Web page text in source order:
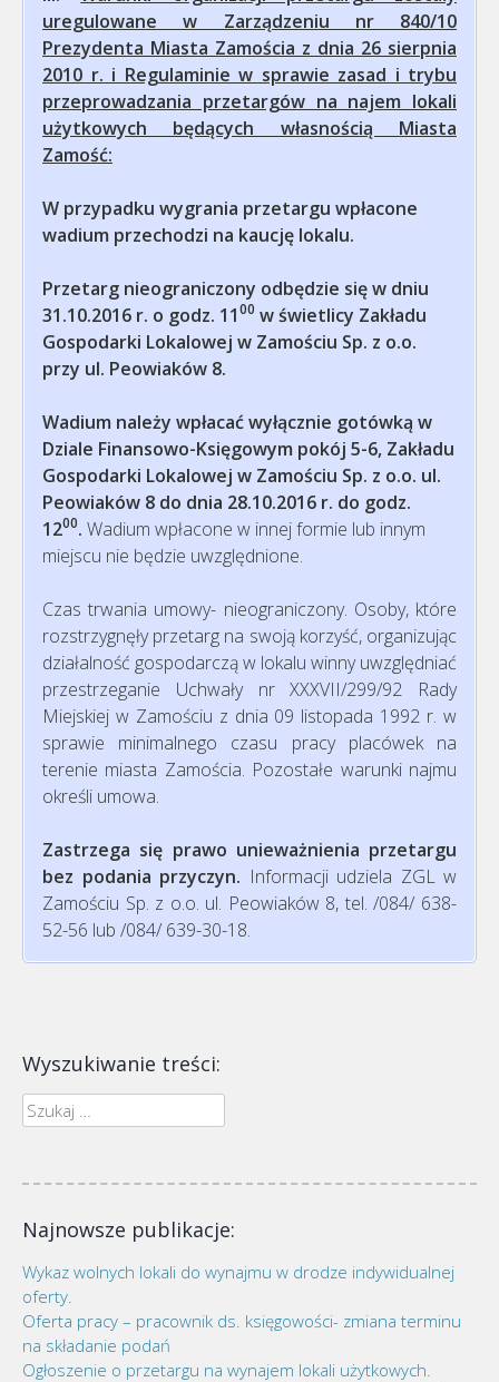
uregulowane w Zarządzeniu nr 840/10
Prezydenta Miasta Zamościa z dnia 26 sierpnia
2010 r. i Regulaminie w sprawie zasad i trybu
przeprowadzania przetargów na najem lokali
użytkowych będących własnością Miasta
Zamość:
W przypadku wygrania przetargu wpłacone
wadium przechodzi na kaucję lokalu.
Przetarg nieograniczony odbędzie się w dniu
31.10.2016 r. o godz. 1100 w świetlicy Zakładu
Gospodarki Lokalowej w Zamościu Sp. z o.o.
przy ul. Peowiaków 8.
Wadium należy wpłacać wyłącznie gotówką w
Dziale Finansowo-Księgowym pokój 5-6, Zakładu
Gospodarki Lokalowej w Zamościu Sp. z o.o. ul.
Peowiaków 8 do dnia 28.10.2016 r. do godz.
1200. Wadium wpłacone w innej formie lub innym
miejscu nie będzie uwzględnione.
Czas trwania umowy- nieograniczony. Osoby, które
rozstrzygnęły przetarg na swoją korzyść, organizując
działalność gospodarczą w lokalu winny uwzględniać
przestrzeganie Uchwały nr XXXVII/299/92 Rady
Miejskiej w Zamościu z dnia 09 listopada 1992 r. w
sprawie minimalnego czasu pracy placówek na
terenie miasta Zamościa. Pozostałe warunki najmu
określi umowa.
Zastrzega się prawo unieważnienia przetargu
bez podania przyczyn. Informacji udziela ZGL w
Zamościu Sp. z o.o. ul. Peowiaków 8, tel. /084/ 638-
52-56 lub /084/ 639-30-18.
Wyszukiwanie treści:
Szukaj:
Najnowsze publikacje:
Wykaz wolnych lokali do wynajmu w drodze indywidualnej
oferty.
Oferta pracy – pracownik ds. księgowości- zmiana terminu
na składanie podań
Ogłoszenie o przetargu na wynajem lokali użytkowych.